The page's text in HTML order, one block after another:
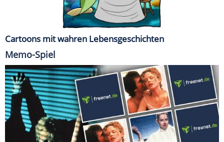
Cartoons mit wahren Lebensgeschichten
Memo-Spiel